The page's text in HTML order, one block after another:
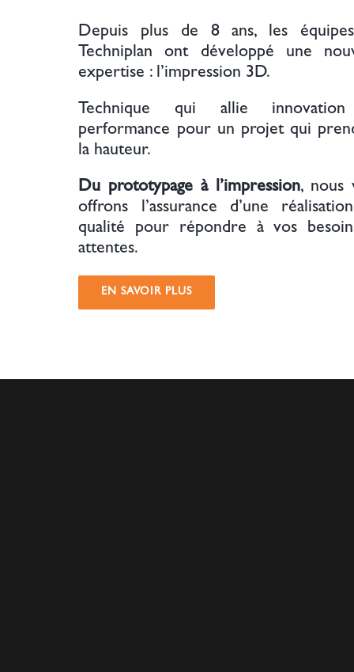
Depuis plus de 8 ans, les
Techniplan ont développé une
expertise : l’impression 3D.
Technique qui allie
performance pour un projet qui
la hauteur.
Du prototypage à l’impression, nous
offrons l’assurance d’une
qualité pour répondre à vos
attentes.
EN SAVOIR PLUS